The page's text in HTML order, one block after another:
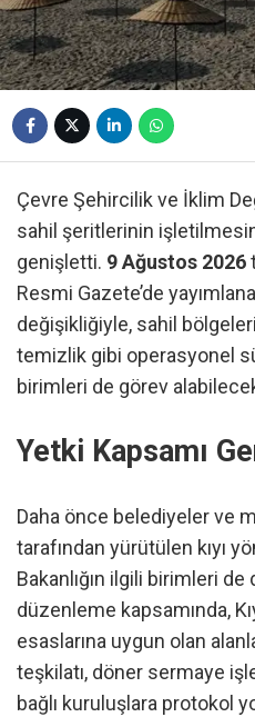
Çevre Şehircilik ve İklim
sahil şeritlerinin
genişletti. 9 Ağustos 2026
Resmi Gazete’de
değişikliğiyle, sahil
temizlik gibi operasyonel
birimleri de görev
Yetki Kapsamı
Daha önce belediyeler ve
tarafından yürütülen kıyı
Bakanlığın ilgili birimleri de
düzenleme kapsamında,
esaslarına uygun olan
teşkilatı, döner sermaye
bağlı kuruluşlara protokol